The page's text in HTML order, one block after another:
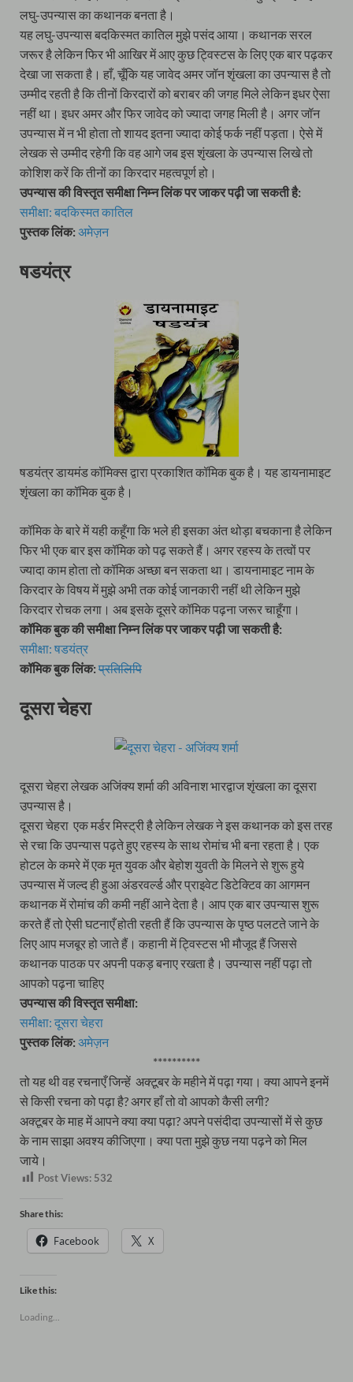
लघु-उपन्यास का कथानक बनता है।
यह लघु-उपन्यास बदकिस्मत कातिल मुझे पसंद आया। कथानक सरल
जरूर है लेकिन फिर भी आखिर में आए कुछ ट्विस्टस के लिए एक बार पढ़कर
देखा जा सकता है। हाँ, चूँकि यह जावेद अमर जॉन शृंखला का उपन्यास है तो
उम्मीद रहती है कि तीनों किरदारों को बराबर की जगह मिले लेकिन इधर ऐसा
नहीं था। इधर अमर और फिर जावेद को ज्यादा जगह मिली है। अगर जॉन
उपन्यास में न भी होता तो शायद इतना ज्यादा कोई फर्क नहीं पड़ता। ऐसे में
लेखक से उम्मीद रहेगी कि वह आगे जब इस शृंखला के उपन्यास लिखे तो
कोशिश करें कि तीनों का किरदार महत्वपूर्ण हो।
उपन्यास की विस्तृत समीक्षा निम्न लिंक पर जाकर पढ़ी जा सकती है:
समीक्षा: बदकिस्मत कातिल
पुस्तक लिंक:अमेज़न
षडयंत्र
षडयंत्र डायमंड कॉमिक्स द्वारा प्रकाशित कॉमिक बुक है। यह डायनामाइट
शृंखला का कॉमिक बुक है।
कॉमिक के बारे में यही कहूँगा कि भले ही इसका अंत थोड़ा बचकाना है लेकिन
फिर भी एक बार इस कॉमिक को पढ़ सकते हैं। अगर रहस्य के तत्वों पर
ज्यादा काम होता तो कॉमिक अच्छा बन सकता था। डायनामाइट नाम के
किरदार के विषय में मुझे अभी तक कोई जानकारी नहीं थी लेकिन मुझे
किरदार रोचक लगा। अब इसके दूसरे कॉमिक पढ़ना जरूर चाहूँगा।
कॉमिक बुक की समीक्षा निम्न लिंक पर जाकर पढ़ी जा सकती है:
समीक्षा: षडयंत्र
कॉमिक बुक लिंक:प्रतिलिपि
दूसरा चेहरा
दूसरा चेहरा लेखक अजिंक्य शर्मा की अविनाश भारद्वाज शृंखला का दूसरा
उपन्यास है।
दूसरा चेहरा एक मर्डर मिस्ट्री है लेकिन लेखक ने इस कथानक को इस तरह
से रचा कि उपन्यास पढ़ते हुए रहस्य के साथ रोमांच भी बना रहता है। एक
होटल के कमरे में एक मृत युवक और बेहोश युवती के मिलने से शुरू हुये
उपन्यास में जल्द ही हुआ अंडरवर्ल्ड और प्राइवेट डिटेक्टिव का आगमन
कथानक में रोमांच की कमी नहीं आने देता है। आप एक बार उपन्यास शुरू
करते हैं तो ऐसी घटनाएँ होती रहती हैं कि उपन्यास के पृष्ठ पलटते जाने के
लिए आप मजबूर हो जाते हैं। कहानी में ट्विस्टस भी मौजूद हैं जिससे
कथानक पाठक पर अपनी पकड़ बनाए रखता है। उपन्यास नहीं पढ़ा तो
आपको पढ़ना चाहिए
उपन्यास की विस्तृत समीक्षा:
समीक्षा: दूसरा चेहरा
पुस्तक लिंक:अमेज़न
**********
तो यह थी वह रचनाएँ जिन्हें अक्टूबर के महीने में पढ़ा गया। क्या आपने इनमें
से किसी रचना को पढ़ा है? अगर हाँ तो वो आपको कैसी लगी?
अक्टूबर के माह में आपने क्या क्या पढ़ा? अपने पसंदीदा उपन्यासों में से कुछ
के नाम साझा अवश्य कीजिएगा। क्या पता मुझे कुछ नया पढ़ने को मिल
जाये।
Post Views: 532
Share this:
Facebook X
Like this:
Loading...